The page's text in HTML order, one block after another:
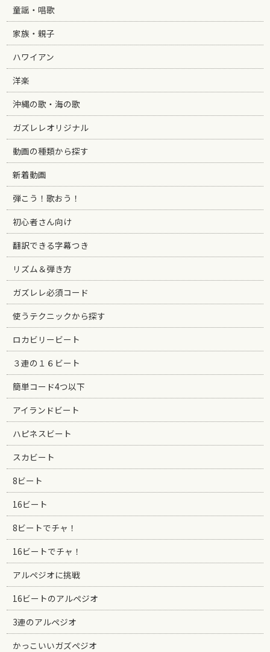
童謡・唱歌
家族・親子
ハワイアン
洋楽
沖縄の歌・海の歌
ガズレレオリジナル
動画の種類から探す
新着動画
弾こう！歌おう！
初心者さん向け
翻訳できる字幕つき
リズム＆弾き方
ガズレレ必須コード
使うテクニックから探す
ロカビリービート
３連の１６ビート
簡単コード4つ以下
アイランドビート
ハピネスビート
スカビート
8ビート
16ビート
8ビートでチャ！
16ビートでチャ！
アルペジオに挑戦
16ビートのアルペジオ
3連のアルペジオ
かっこいいガズペジオ